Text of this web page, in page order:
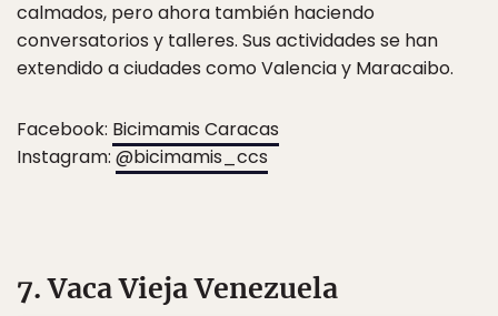
calmados, pero ahora también haciendo
conversatorios y talleres. Sus actividades se han
extendido a ciudades como Valencia y Maracaibo.
Facebook: Bicimamis Caracas
Instagram: @bicimamis_ccs
7. Vaca Vieja Venezuela